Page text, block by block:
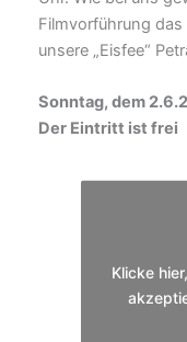
Filmvorführung
unsere „Eisfee“
Sonntag, dem
Der Eintritt ist frei
Klicke